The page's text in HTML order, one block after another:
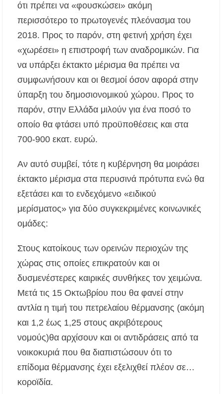
ότι πρέπει να «φουσκώσει» ακόμη
περισσότερο το πρωτογενές πλεόνασμα του
2018. Προς το παρόν, στη φετινή χρήση έχει
«χωρέσει» η επιστροφή των αναδρομικών. Για
να υπάρξει έκτακτο μέρισμα θα πρέπει να
συμφωνήσουν και οι θεσμοί όσον αφορά στην
ύπαρξη του δημοσιονομικού χώρου. Προς το
παρόν, στην Ελλάδα μιλούν για ένα ποσό το
οποίο θα φτάσει υπό προϋποθέσεις και στα
700-900 εκατ. ευρώ.
Αν αυτό συμβεί, τότε η κυβέρνηση θα μοιράσει
έκτακτο μέρισμα στα περυσινά πρότυπα ενώ θα
εξετάσει και το ενδεχόμενο «ειδικού
μερίσματος» για δύο συγκεκριμένες κοινωνικές
ομάδες:
Στους κατοίκους των ορεινών περιοχών της
χώρας στις οποίες επικρατούν και οι
δυσμενέστερες καιρικές συνθήκες τον χειμώνα.
Μετά τις 15 Οκτωβρίου που θα φανεί στην
αντλία η τιμή του πετρελαίου θέρμανσης (ακόμη
και 1,2 έως 1,25 στους ακριβότερους
νομούς)θα αρχίσουν και οι αντιδράσεις από τα
νοικοκυριά που θα διαπιστώσουν ότι το
επίδομα θέρμανσης έχει εξελιχθεί πλέον σε…
κοροϊδία.